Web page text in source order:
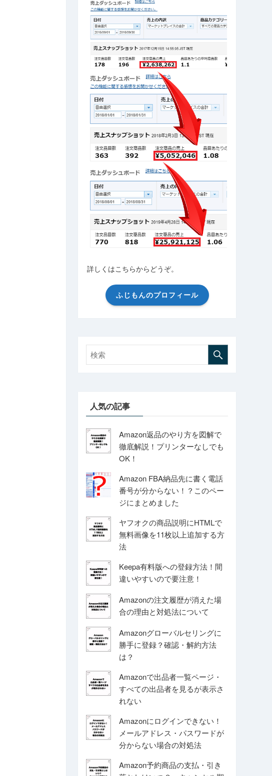
詳しくはこちらからどうぞ。
ふじもんのプロフィール
人気の記事
Amazon返品のやり方を図解で
徹底解説！プリンターなしでも
OK！
Amazon FBA納品先に書く電話
番号が分からない！？このペー
ジにまとめました
ヤフオクの商品説明にHTMLで
無料画像を11枚以上追加する方
法
Keepa有料版への登録方法！間
違いやすいので要注意！
Amazonの注文履歴が消えた場
合の理由と対処法について
Amazonグローバルセリングに
勝手に登録？確認・解約方法
は？
Amazonで出品者一覧ページ・
すべての出品者を見るが表示さ
れない
Amazonにログインできない！
メールアドレス・パスワードが
分からない場合の対処法
Amazon予約商品の支払・引き